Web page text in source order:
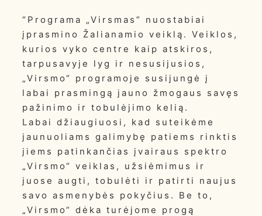
“Programa „Virsmas” nuostabiai
įprasmino Žalianamio veiklą. Veiklos,
kurios vyko centre kaip atskiros,
tarpusavyje lyg ir nesusijusios,
„Virsmo“ programoje susijungė į
labai prasmingą jauno žmogaus savęs
pažinimo ir tobulėjimo kelią.
Labai džiaugiuosi, kad suteikėme
jaunuoliams galimybę patiems rinktis
jiems patinkančias įvairaus spektro
„Virsmo“ veiklas, užsiėmimus ir
juose augti, tobulėti ir patirti naujus
savo asmenybės pokyčius. Be to,
„Virsmo“ dėka turėjome progą